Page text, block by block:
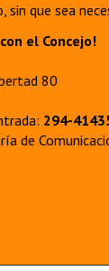
sin que sea
el Concejo!
80
294-
de